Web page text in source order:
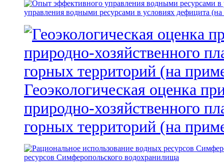
управления водными ресурсами в условиях дефицита
Геоэкологическая оценка
природно-хозяйственного
горных территорий (на
ресурсов Симферопольского водохранилища